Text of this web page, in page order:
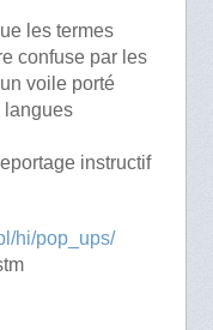
les termes
confuse par les
voile porté
langues
instructif
hi/pop_ups/